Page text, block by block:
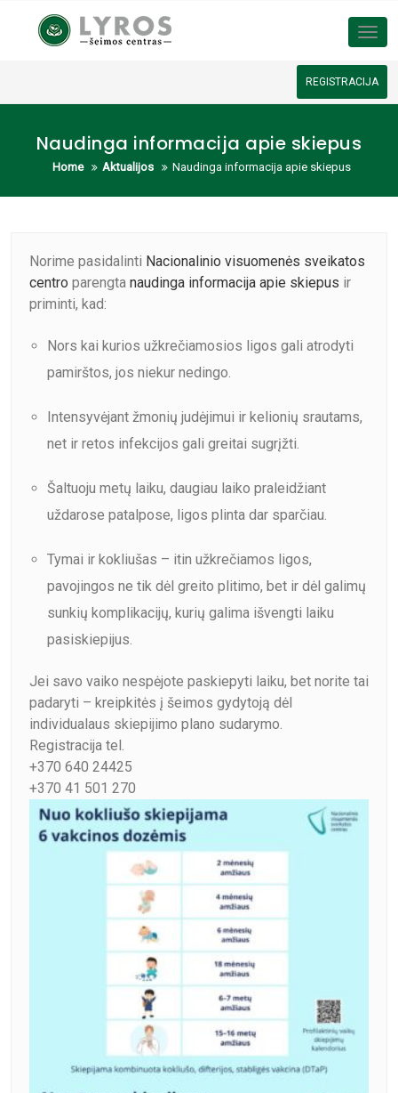
REGISTRACIJA
Naudinga informacija apie skiepus
Home Aktualijos Naudinga informacija apie skiepus
Norime pasidalinti Nacionalinio visuomenės sveikatos
centro parengta naudinga informacija apie skiepus ir
priminti, kad:
Nors kai kurios užkrečiamosios ligos gali atrodyti
pamirštos, jos niekur nedingo.
Intensyvėjant žmonių judėjimui ir kelionių srautams,
net ir retos infekcijos gali greitai sugrįžti.
Šaltuoju metų laiku, daugiau laiko praleidžiant
uždarose patalpose, ligos plinta dar sparčiau.
Tymai ir kokliušas – itin užkrečiamos ligos,
pavojingos ne tik dėl greito plitimo, bet ir dėl galimų
sunkių komplikacijų, kurių galima išvengti laiku
pasiskiepijus.
Jei savo vaiko nespėjote paskiepyti laiku, bet norite tai
padaryti – kreipkitės į šeimos gydytoją dėl
individualaus skiepijimo plano sudarymo.
Registracija tel.
+370 640 24425
+370 41 501 270